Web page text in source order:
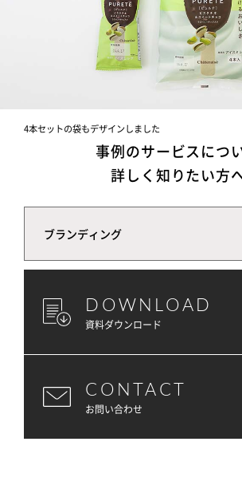
4本セットの袋もデザインしました
事例のサービスにつ
詳しく知りたい方
ブランディング
DOWNLOAD
資料ダウンロード
CONTACT
お問い合わせ